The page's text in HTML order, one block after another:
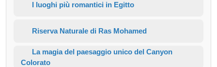
I luoghi più romantici in Egitto
Riserva Naturale di Ras Mohamed
La magia del paesaggio unico del Canyon
Colorato